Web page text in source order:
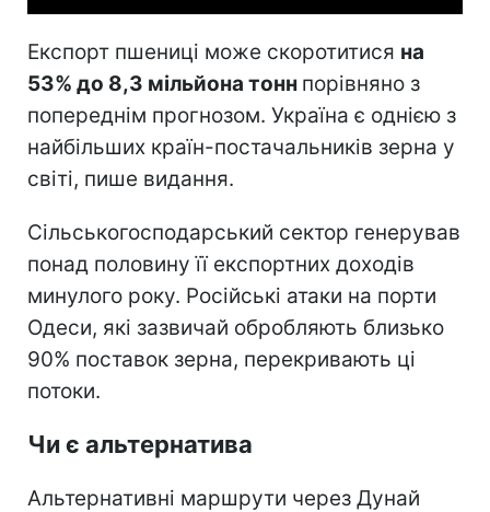
Експорт пшениці може скоротитися на
53% до 8,3 мільйона тонн порівняно з
попереднім прогнозом. Україна є однією з
найбільших країн-постачальників зерна у
світі, пише видання.
Сільськогосподарський сектор генерував
понад половину її експортних доходів
минулого року. Російські атаки на порти
Одеси, які зазвичай обробляють близько
90% поставок зерна, перекривають ці
потоки.
Чи є альтернатива
Альтернативні маршрути через Дунай